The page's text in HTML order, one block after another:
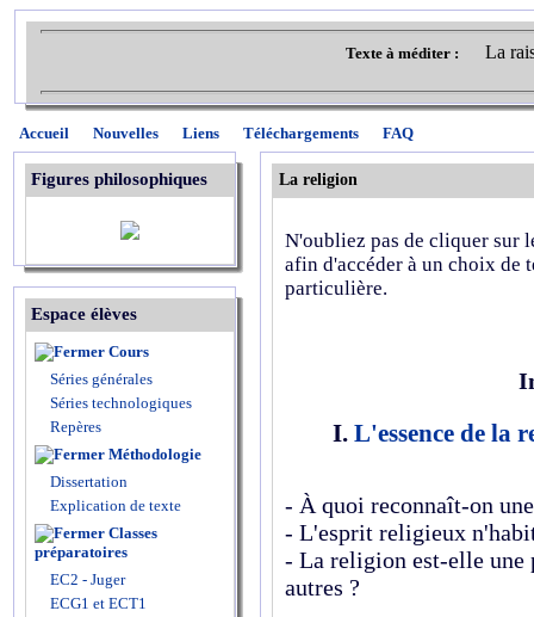
Texte à méditer : La
Accueil Nouvelles Liens Téléchargements FAQ
Figures philosophiques
Espace élèves
Cours
Séries générales
Séries technologiques
Repères
Méthodologie
Dissertation
Explication de texte
Classes
préparatoires
EC2 - Juger
ECG1 et ECT1
La religion
N'oubliez pas de cliquer sur
afin d'accéder à un choix de
particulière.
I. L'essence de la
- À quoi reconnaît-on
- L'esprit religieux
- La religion est-elle une
autres ?